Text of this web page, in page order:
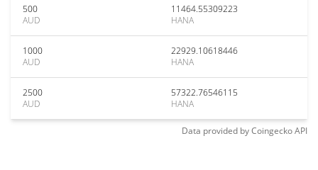
500
AUD
11464.55309223
HANA
1000
AUD
22929.10618446
HANA
2500
AUD
57322.76546115
HANA
Data provided byCoingeckoAPI